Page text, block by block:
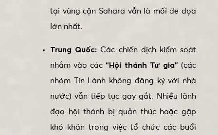
tại vùng cận Sahara vẫn là mối đe dọa
lớn nhất.
Trung Quốc: Các chiến dịch kiểm soát
nhắm vào các“Hội thánh Tư gia” (các
nhóm Tin Lành không đăng ký với nhà
nước) vẫn tiếp tục gay gắt. Nhiều lãnh
đạo hội thánh bị quản thúc hoặc gặp
khó khăn trong việc tổ chức các buổi